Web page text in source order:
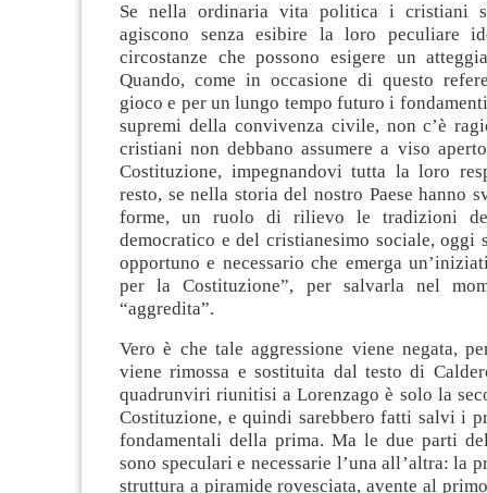
Se nella ordinaria vita politica i cristiani
agiscono senza esibire la loro peculiare
circostanze che possono esigere un
Quando, come in occasione di questo
gioco e per un lungo tempo futuro i
supremi della convivenza civile, non c’è
cristiani non debbano assumere a viso
Costituzione, impegnandovi tutta la loro
resto, se nella storia del nostro Paese hanno
forme, un ruolo di rilievo le tradizioni
democratico e del cristianesimo sociale, oggi
opportuno e necessario che emerga
per la Costituzione”, per salvarla nel
“aggredita”.
Vero è che tale aggressione viene negata,
viene rimossa e sostituita dal testo di
quadrunviri riunitisi a Lorenzago è solo la
Costituzione, e quindi sarebbero fatti salvi i
fondamentali della prima. Ma le due parti
sono speculari e necessarie l’una all’altra: la
struttura a piramide rovesciata, avente al